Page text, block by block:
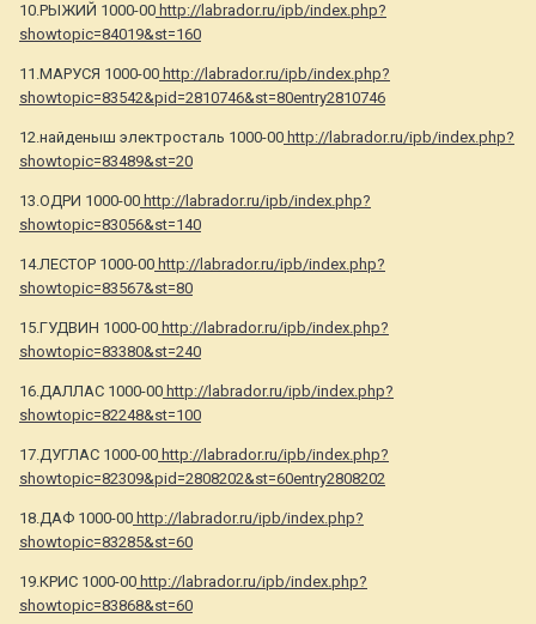
10.РЫЖИЙ 1000-00 http://labrador.ru/ipb/index.php?
showtopic=84019&st=160
11.МАРУСЯ 1000-00 http://labrador.ru/ipb/index.php?
showtopic=83542&pid=2810746&st=80entry2810746
12.найденыш электросталь 1000-00 http://labrador.ru/ipb/index.php?
showtopic=83489&st=20
13.ОДРИ 1000-00 http://labrador.ru/ipb/index.php?
showtopic=83056&st=140
14.ЛЕСТОР 1000-00 http://labrador.ru/ipb/index.php?
showtopic=83567&st=80
15.ГУДВИН 1000-00 http://labrador.ru/ipb/index.php?
showtopic=83380&st=240
16.ДАЛЛАС 1000-00 http://labrador.ru/ipb/index.php?
showtopic=82248&st=100
17.ДУГЛАС 1000-00 http://labrador.ru/ipb/index.php?
showtopic=82309&pid=2808202&st=60entry2808202
18.ДАФ 1000-00 http://labrador.ru/ipb/index.php?
showtopic=83285&st=60
19.КРИС 1000-00 http://labrador.ru/ipb/index.php?
showtopic=83868&st=60